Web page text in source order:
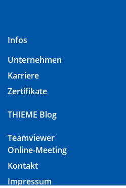
Infos
Unternehmen
Karriere
Zertifikate
THIEME Blog
Teamviewer
Online-Meeting
Kontakt
Impressum